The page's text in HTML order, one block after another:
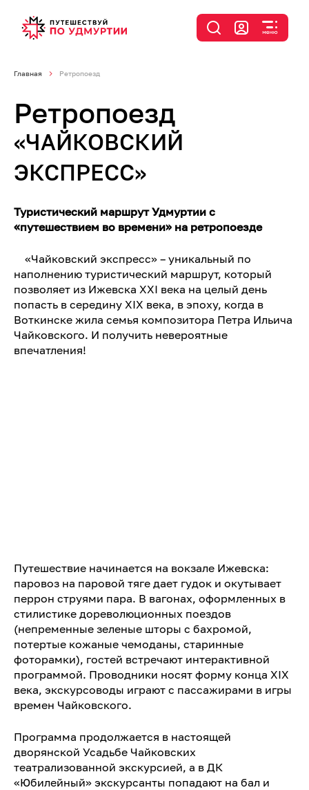
Главная Ретропоезд
Ретропоезд
«ЧАЙКОВСКИЙ
ЭКСПРЕСС»
Туристический маршрут Удмуртии с
«путешествием во времени» на ретропоезде
«Чайковский экспресс» – уникальный по
наполнению туристический маршрут, который
позволяет из Ижевска XXI века на целый день
попасть в середину XIX века, в эпоху, когда в
Воткинске жила семья композитора Петра Ильича
Чайковского. И получить невероятные
впечатления!
Путешествие начинается на вокзале Ижевска:
паровоз на паровой тяге дает гудок и окутывает
перрон струями пара. В вагонах, оформленных в
стилистике дореволюционных поездов
(непременные зеленые шторы с бахромой,
потертые кожаные чемоданы, старинные
фоторамки), гостей встречают интерактивной
программой. Проводники носят форму конца XIX
века, экскурсоводы играют с пассажирами в игры
времен Чайковского.
Программа продолжается в настоящей
дворянской Усадьбе Чайковских
театрализованной экскурсией, а в ДК
«Юбилейный» экскурсанты попадают на бал и